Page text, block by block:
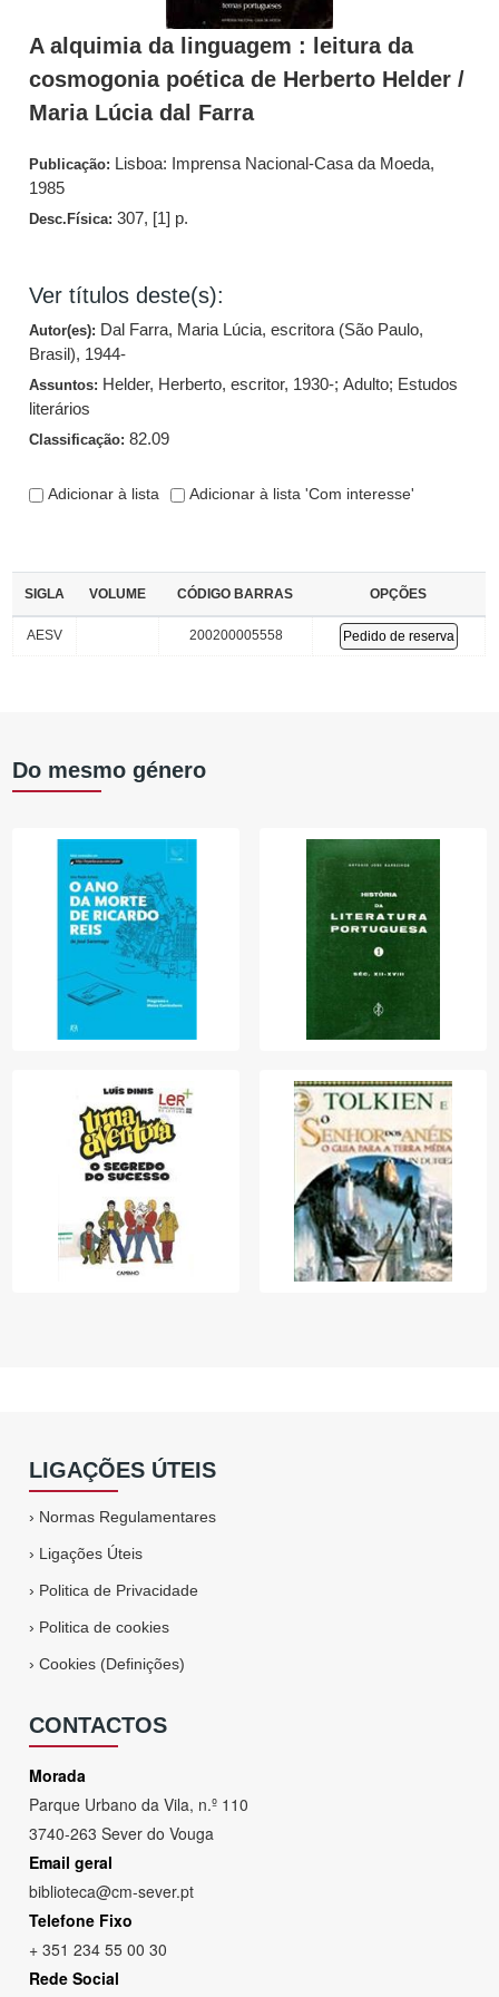
A alquimia da linguagem : leitura da
cosmogonia poética de Herberto Helder /
Maria Lúcia dal Farra
Publicação: Lisboa: Imprensa Nacional-Casa da Moeda,
1985
Desc.Física:307, [1] p.
Ver títulos deste(s):
Autor(es): Dal Farra, Maria Lúcia, escritora (São Paulo,
Brasil), 1944-
Assuntos: Helder, Herberto, escritor, 1930-;Adulto; Estudos
literários
Classificação:82.09
Adicionar à lista Adicionar à lista 'Com interesse'
SIGLA VOLUME CÓDIGO BARRAS OPÇÕES
AESV 200200005558 Pedido de reserva
Do mesmo género
LIGAÇÕES ÚTEIS
› Normas Regulamentares
› Ligações Úteis
› Politica de Privacidade
› Politica de cookies
›Cookies (Definições)
CONTACTOS
Morada
Parque Urbano da Vila, n.º 110
3740-263 Sever do Vouga
Email geral
biblioteca@cm-sever.pt
Telefone Fixo
+ 351 234 55 00 30
Rede Social